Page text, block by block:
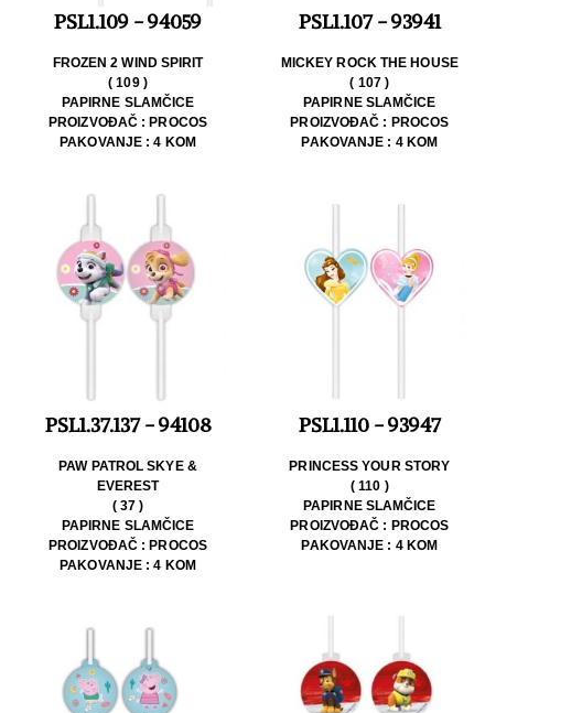
PSL1.109 - 94059
FROZEN 2 WIND SPIRIT
( 109 )
PAPIRNE SLAMČICE
PROIZVOĐAČ : PROCOS
PAKOVANJE : 4 KOM
PSL1.107 - 93941
MICKEY ROCK THE HOUSE
( 107 )
PAPIRNE SLAMČICE
PROIZVOĐAČ : PROCOS
PAKOVANJE : 4 KOM
PSL1.37.137 - 94108
PAW PATROL SKYE &
EVEREST
( 37 )
PAPIRNE SLAMČICE
PROIZVOĐAČ : PROCOS
PAKOVANJE : 4 KOM
PSL1.110 - 93947
PRINCESS YOUR STORY
( 110 )
PAPIRNE SLAMČICE
PROIZVOĐAČ : PROCOS
PAKOVANJE : 4 KOM